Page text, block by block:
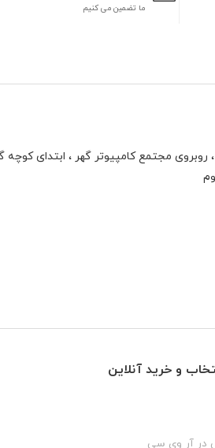
ما تضمین می کنیم
روبروی مجتمع كامپيوتر گهر ، ابتدای كوچه
و خرید آنلاین
در آر وی سی